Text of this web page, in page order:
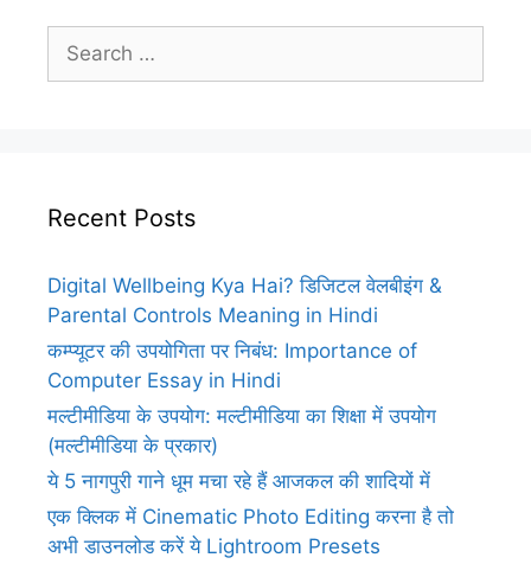
for:
Recent Posts
Digital Wellbeing Kya Hai? डिजिटल वेलबीइंग &
Parental Controls Meaning in Hindi
कम्प्यूटर की उपयोगिता पर निबंध: Importance of
Computer Essay in Hindi
मल्टीमीडिया के उपयोग: मल्टीमीडिया का शिक्षा में उपयोग
(मल्टीमीडिया के प्रकार)
ये 5 नागपुरी गाने धूम मचा रहे हैं आजकल की शादियों में
एक क्लिक में Cinematic Photo Editing करना है तो
अभी डाउनलोड करें ये Lightroom Presets